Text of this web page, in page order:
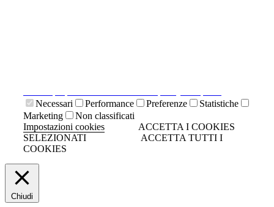
Necessari
Performance Preferenze
Statistiche
Marketing
Non classificati
Impostazioni cookies
ACCETTA I COOKIES
SELEZIONATI
ACCETTA TUTTI I
COOKIES
Chiudi